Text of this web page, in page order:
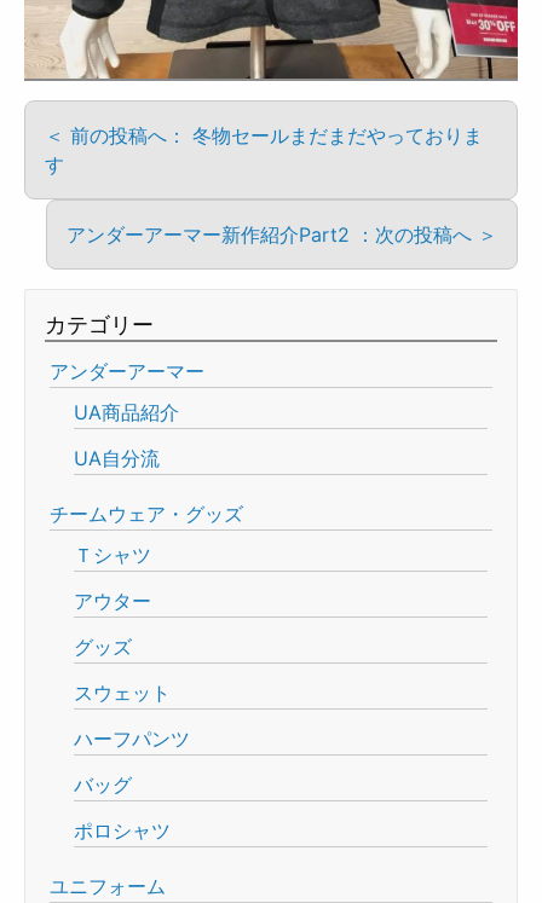
＜ 前の投稿へ： 冬物セールまだまだやっておりま
す
アンダーアーマー新作紹介Part2 ：次の投稿へ ＞
カテゴリー
アンダーアーマー
UA商品紹介
UA自分流
チームウェア・グッズ
Ｔシャツ
アウター
グッズ
スウェット
ハーフパンツ
バッグ
ポロシャツ
ユニフォーム